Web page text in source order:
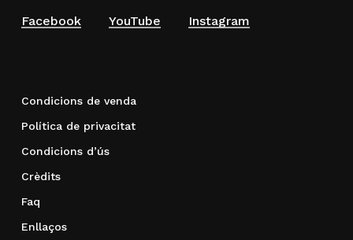
Facebook
YouTube Instagram
Condicions de venda
Política de privacitat
Condicions d’ús
Crèdits
Faq
Enllaços